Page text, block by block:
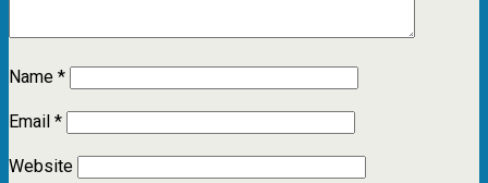
Name*
Email*
Website